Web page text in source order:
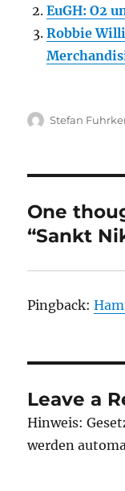
EuGH: O2
Robbie
Author
Stefan
One
“Sankt
Pingback:
Leave a
Hinweis:
werden